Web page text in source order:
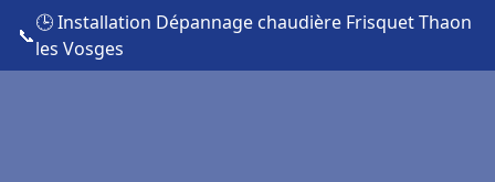
📞
🕒 Installation Dépannage chaudière Frisquet Thaon
les Vosges